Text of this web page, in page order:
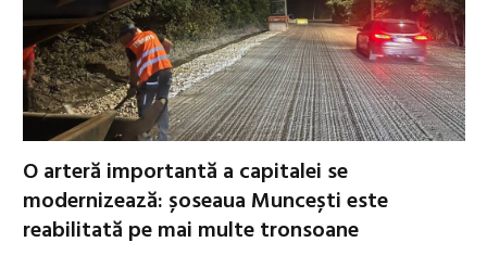
O arteră importantă a capitalei se
modernizează: șoseaua Muncești este
reabilitată pe mai multe tronsoane